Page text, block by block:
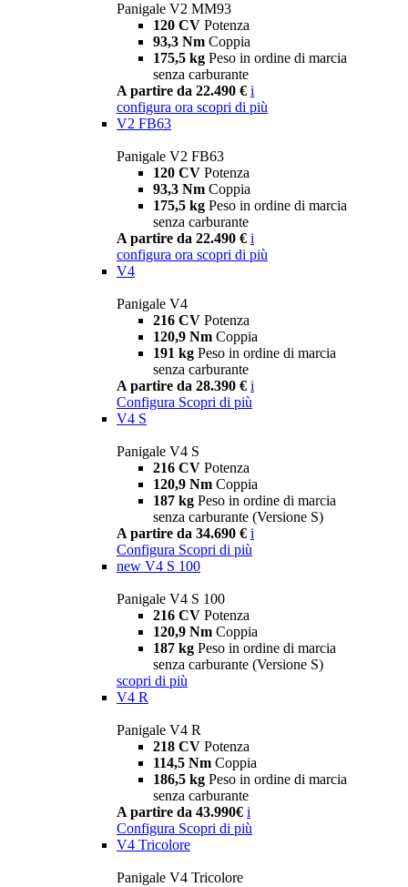
Panigale V2 MM93
120 CV Potenza
93,3 Nm Coppia
175,5 kg Peso in ordine di marcia
senza carburante
A partire da 22.490 € i
configura ora scopri di più
V2 FB63
Panigale V2 FB63
120 CV Potenza
93,3 Nm Coppia
175,5 kg Peso in ordine di marcia
senza carburante
A partire da 22.490 € i
configura ora scopri di più
V4
Panigale V4
216 CV Potenza
120,9 Nm Coppia
191 kg Peso in ordine di marcia
senza carburante
A partire da 28.390 € i
Configura Scopri di più
V4 S
Panigale V4 S
216 CV Potenza
120,9 Nm Coppia
187 kg Peso in ordine di marcia
senza carburante (Versione S)
A partire da 34.690 € i
Configura Scopri di più
new V4 S 100
Panigale V4 S 100
216 CV Potenza
120,9 Nm Coppia
187 kg Peso in ordine di marcia
senza carburante (Versione S)
scopri di più
V4 R
Panigale V4 R
218 CV Potenza
114,5 Nm Coppia
186,5 kg Peso in ordine di marcia
senza carburante
A partire da 43.990€ i
Configura Scopri di più
V4 Tricolore
Panigale V4 Tricolore